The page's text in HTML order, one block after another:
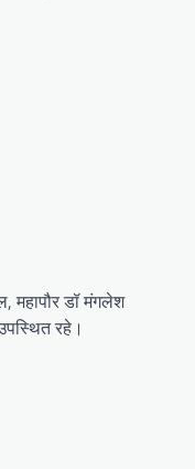
महापौर डॉ मंगलेश
रहे।